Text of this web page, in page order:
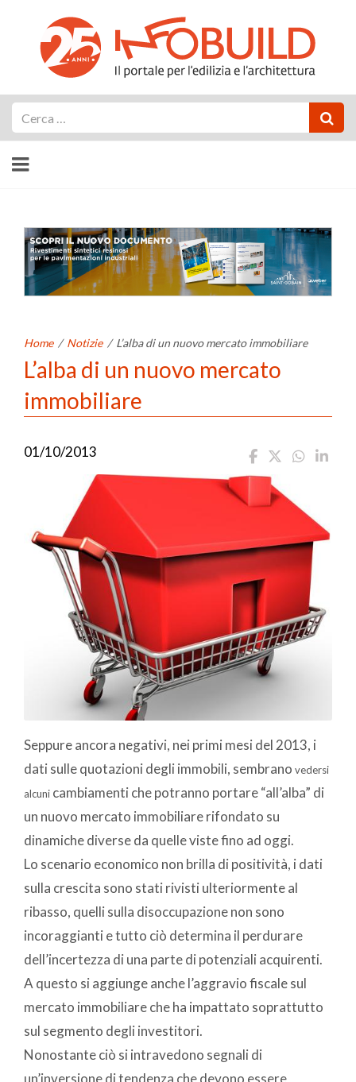
Home / Notizie / L’alba di un nuovo mercato immobiliare
L’alba di un nuovo mercato
immobiliare
01/10/2013
Seppure ancora negativi, nei primi mesi del 2013, i
dati sulle quotazioni degli immobili, sembrano vedersi
alcuni cambiamenti che potranno portare “all’alba” di
un nuovo mercato immobiliare rifondato su
dinamiche diverse da quelle viste fino ad oggi.
Lo scenario economico non brilla di positività, i dati
sulla crescita sono stati rivisti ulteriormente al
ribasso, quelli sulla disoccupazione non sono
incoraggianti e tutto ciò determina il perdurare
dell’incertezza di una parte di potenziali acquirenti.
A questo si aggiunge anche l’aggravio fiscale sul
mercato immobiliare che ha impattato soprattutto
sul segmento degli investitori.
Nonostante ciò si intravedono segnali di
un’inversione di tendenza che devono essere